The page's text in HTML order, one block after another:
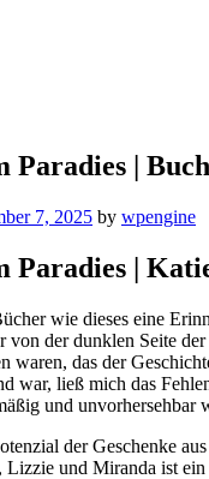
Paradies | Buch
7, 2025 by wpengine
Paradies |
wie dieses eine
von der dunklen Seite
waren, das der
war, ließ mich das
und unvorhersehbar
der Geschenke
und Miranda ist